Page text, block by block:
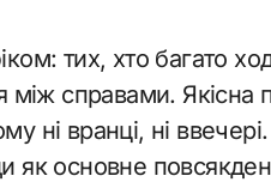
тих, хто багато
справами. Якісна
ні вранці, ні
як основне